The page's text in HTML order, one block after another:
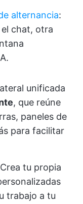
alternancia:
chat, otra
unificada
, que reúne
paneles de
para facilitar
Crea tu propia
trabajo a tu